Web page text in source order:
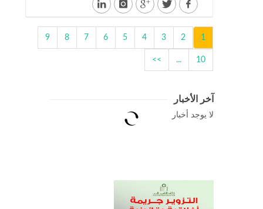
1
2
3
4
5
6
7
8
9
10
...
>>
آخر الأخبار
لا يوجد أخبار